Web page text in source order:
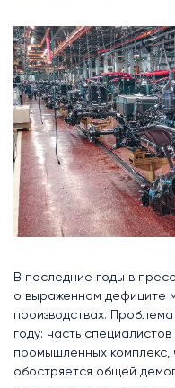
В последние годы в
о выраженном дефиците
производствах.
году: часть
промышленных комплекс,
обостряется общей